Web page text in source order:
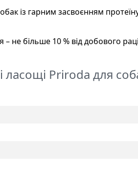
із гарним засвоєнням
не більше 10 % від добового
ласощі Priroda для